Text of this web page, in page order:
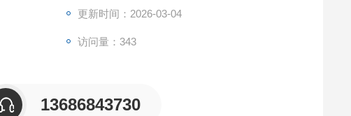
更新时间：2026-03-04
访问量：343
13686843730